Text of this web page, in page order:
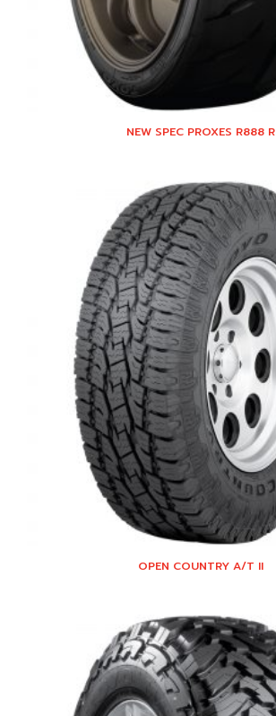
NEW SPEC PROXES R888 R
OPEN COUNTRY A/T II